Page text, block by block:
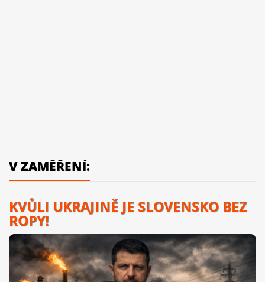
V ZAMĚŘENÍ:
KVŮLI UKRAJINĚ JE SLOVENSKO BEZ
ROPY!